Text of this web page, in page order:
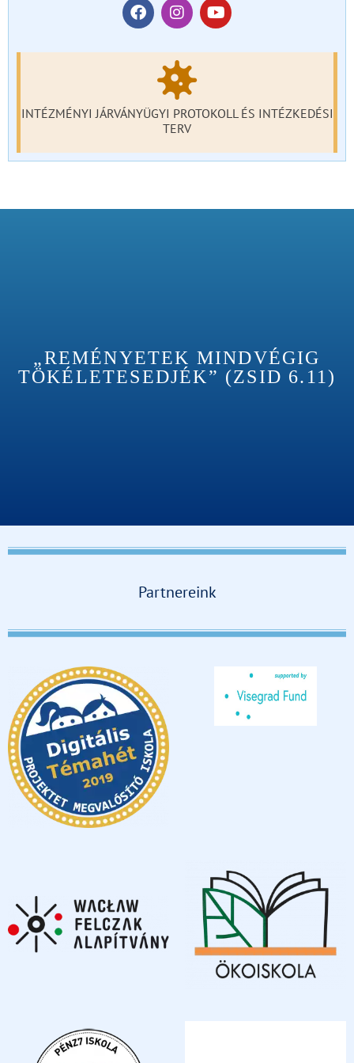
INTÉZMÉNYI JÁRVÁNYÜGYI PROTOKOLL ÉS INTÉZKEDÉSI
TERV
„REMÉNYETEK MINDVÉGIG
TÖKÉLETESEDJÉK” (ZSID 6.11)
Partnereink